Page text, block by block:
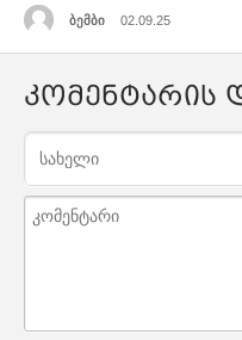
ბემბი 02.09.25
კომენტარის